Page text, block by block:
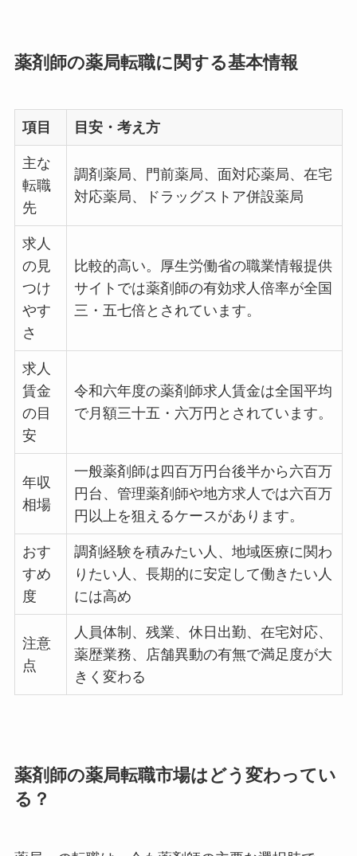
薬剤師の薬局転職に関する基本情報
項目 目安・考え方
主な
転職
先
調剤薬局、門前薬局、面対応薬局、在宅
対応薬局、ドラッグストア併設薬局
求人
の見
つけ
やす
さ
比較的高い。厚生労働省の職業情報提供
サイトでは薬剤師の有効求人倍率が全国
三・五七倍とされています。
求人
賃金
の目
安
令和六年度の薬剤師求人賃金は全国平均
で月額三十五・六万円とされています。
年収
相場
一般薬剤師は四百万円台後半から六百万
円台、管理薬剤師や地方求人では六百万
円以上を狙えるケースがあります。
おす
すめ
度
調剤経験を積みたい人、地域医療に関わ
りたい人、長期的に安定して働きたい人
には高め
注意
点
人員体制、残業、休日出勤、在宅対応、
薬歴業務、店舗異動の有無で満足度が大
きく変わる
薬剤師の薬局転職市場はどう変わってい
る？